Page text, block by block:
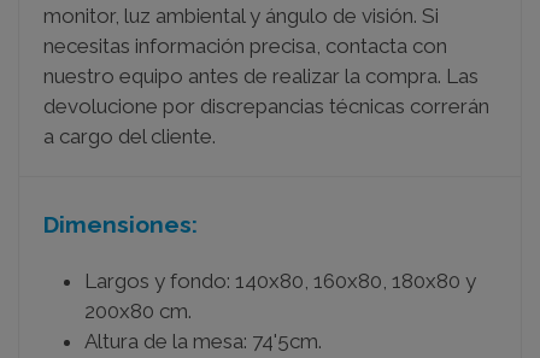
monitor, luz ambiental y ángulo de visión. Si
necesitas información precisa, contacta con
nuestro equipo antes de realizar la compra. Las
devolucione por discrepancias técnicas correrán
a cargo del cliente.
Dimensiones:
Largos y fondo: 140x80, 160x80, 180x80 y
200x80 cm.
Altura de la mesa: 74'5cm.